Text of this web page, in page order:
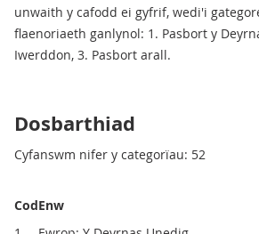
unwaith y cafodd ei gyfrif, wedi'i
flaenoriaeth ganlynol: 1. Pasbort y
Iwerddon, 3. Pasbort arall.
Dosbarthiad
Cyfanswm nifer y categorïau: 52
CodEnw